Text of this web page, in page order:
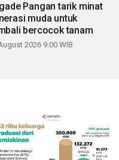
Pangan tarik minat
muda untuk
bercocok tanam
2026 9:00 WIB